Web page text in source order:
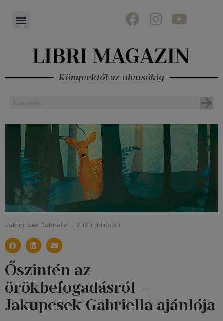
Könyvektől az olvasókig
Jakupcsek Gabriella 2020. július 30.
Őszintén az
örökbefogadásról –
Jakupcsek Gabriella ajánlója